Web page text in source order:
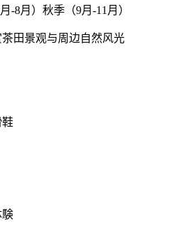
-8月）秋季（9月-11月）
田景观与周边自然风光
鞋
験